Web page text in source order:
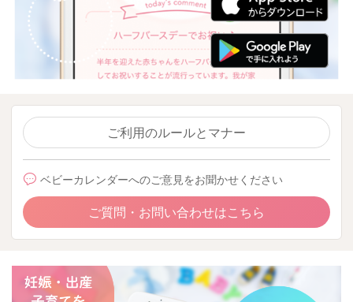
ご利用のルールとマナー
ベビーカレンダーへのご意見をお聞かせください
ご質問・お問い合わせはこちら